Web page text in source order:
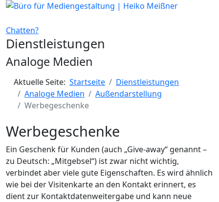
Chatten?
Dienstleistungen
Analoge Medien
Aktuelle Seite: Startseite
Dienstleistungen
Analoge Medien
Außendarstellung
Werbegeschenke
Werbegeschenke
Ein Geschenk für Kunden (auch „Give-away“ genannt –
zu Deutsch: „Mitgebsel“) ist zwar nicht wichtig,
verbindet aber viele gute Eigenschaften. Es wird ähnlich
wie bei der Visitenkarte an den Kontakt erinnert, es
dient zur Kontaktdatenweitergabe und kann neue